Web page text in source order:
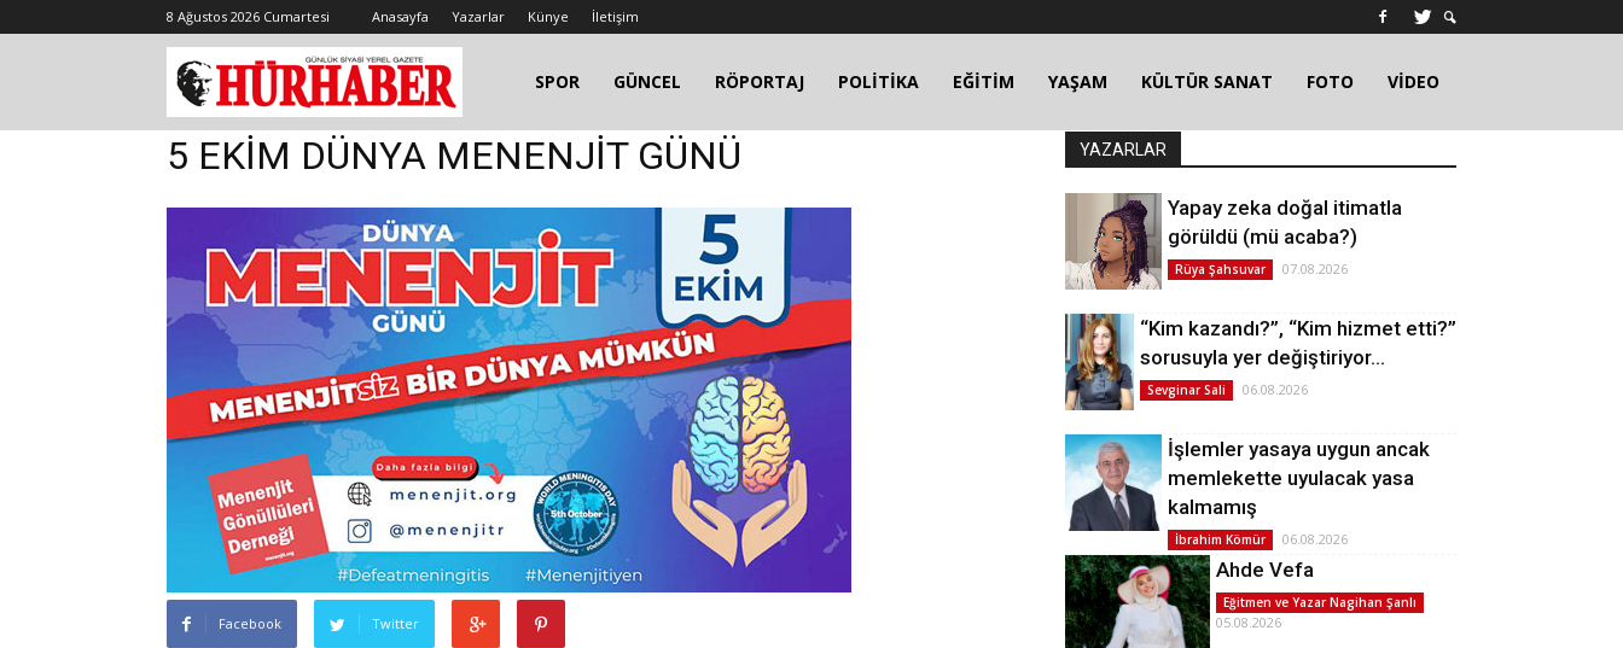
8 Ağustos 2026 Cumartesi Anasayfa Yazarlar Künye İletişim
SPOR GÜNCEL RÖPORTAJ POLİTİKA EĞİTİM YAŞAM KÜLTÜR SANAT FOTO VİDEO
5 EKİM DÜNYA MENENJİT GÜNÜ
Facebook Twitter
YAZARLAR
Yapay zeka doğal itimatla
görüldü (mü acaba?)
Rüya Şahsuvar 07.08.2026
“Kim kazandı?”, “Kim hizmet etti?”
sorusuyla yer değiştiriyor…
Sevginar Sali 06.08.2026
İşlemler yasaya uygun ancak
memlekette uyulacak yasa
kalmamış
İbrahim Kömür 06.08.2026
Ahde Vefa
Eğitmen ve Yazar Nagihan Şanlı
05.08.2026